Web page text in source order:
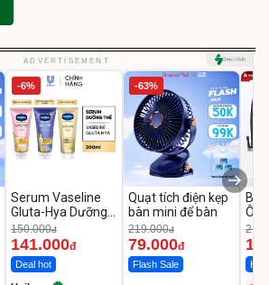
ADVERTISEMENT
-6%
Serum Vaseline
Gluta-Hya Dưỡng
Da Sáng Mịn Sau 7
Ngày
150.000đ
141.000đ
Deal hot
-63%
Quạt tích điện kẹp
bàn mini để bàn
219.000đ
79.000đ
Flash Sale
Ô
Hot